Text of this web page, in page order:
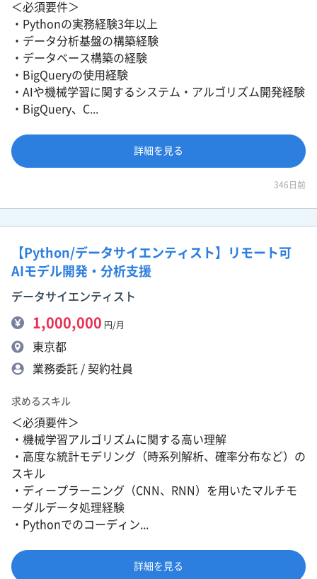
＜必須要件＞
・Pythonの実務経験3年以上
・データ分析基盤の構築経験
・データベース構築の経験
・BigQueryの使用経験
・AIや機械学習に関するシステム・アルゴリズム開発経験
・BigQuery、C...
詳細を見る
346日前
【Python/データサイエンティスト】リモート可
AIモデル開発・分析支援
データサイエンティスト
1,000,000 円/月
東京都
業務委託 / 契約社員
求めるスキル
＜必須要件＞
・機械学習アルゴリズムに関する高い理解
・高度な統計モデリング（時系列解析、確率分布など）の
スキル
・ディープラーニング（CNN、RNN）を用いたマルチモ
ーダルデータ処理経験
・Pythonでのコーディン...
詳細を見る